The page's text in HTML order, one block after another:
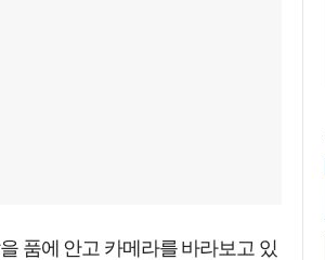
품에 안고 카메라를 바라보고 있